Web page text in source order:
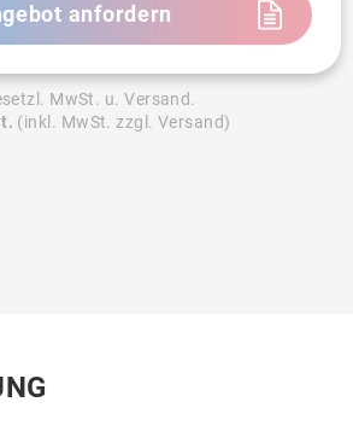
anfordern
MwSt. u. Versand.
(inkl. MwSt. zzgl. Versand)